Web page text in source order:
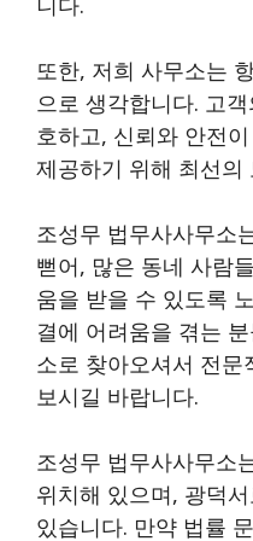
또한, 저희 사무소는
으로 생각합니다. 고
호하고, 신뢰와 안전
제공하기 위해 최선의
조성무 법무사사무소
뻗어, 많은 동네 사람
움을 받을 수 있도록
결에 어려움을 겪는
소로 찾아오셔서 전문
보시길 바랍니다.
조성무 법무사사무소
위치해 있으며, 광덕
있습니다. 만약 법률